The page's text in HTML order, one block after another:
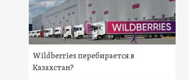
Wildberries перебирается в
Казахстан?